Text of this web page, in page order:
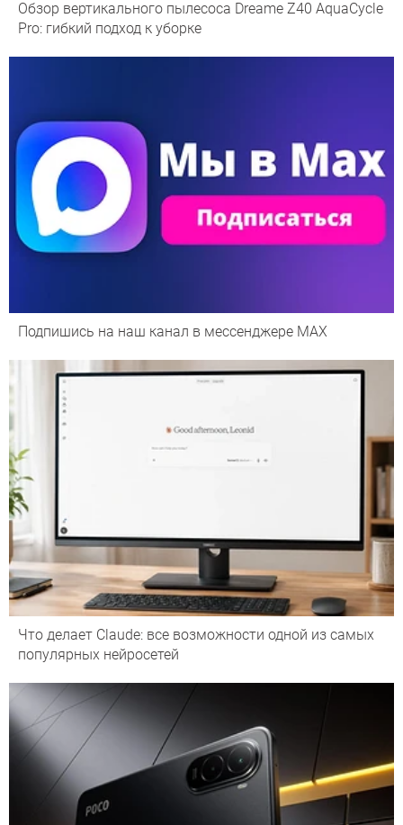
Обзор вертикального пылесоса Dreame Z40 AquaCycle
Pro: гибкий подход к уборке
Подпишись на наш канал в мессенджере МАХ
Что делает Сlaude: все возможности одной из самых
популярных нейросетей